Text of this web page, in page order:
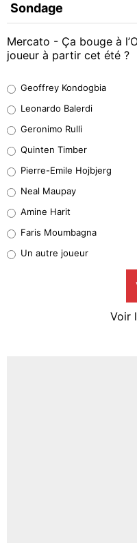
Sondage
Mercato - Ça bouge à
joueur à partir cet été ?
38%
32%
5%
1%
9%
Geoffrey Kondogbia
Leonardo Balerdi
Geronimo Rulli
Quinten Timber
Pierre-Emile Hojbjerg
Neal Maupay
Amine Harit
Faris Moumbagna
Un autre joueur
Voir